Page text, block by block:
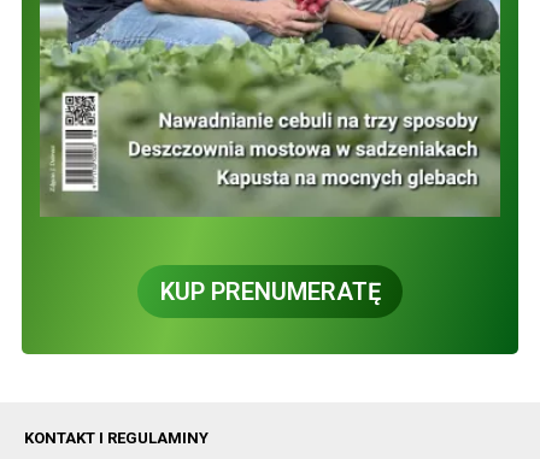
KUP PRENUMERATĘ
KONTAKT I REGULAMINY